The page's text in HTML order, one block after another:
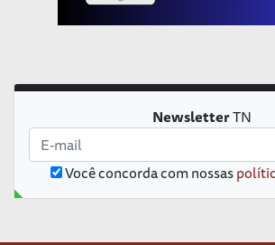
NewsletterTN
Você concorda com nossas